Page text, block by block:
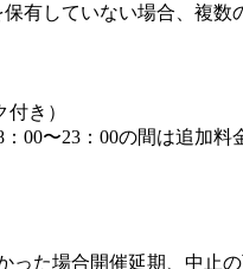
保有していない場合、複数
き）
00〜23：00の間は追加料
った場合開催延期、中止の